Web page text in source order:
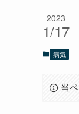
2023
1/17
病気
当